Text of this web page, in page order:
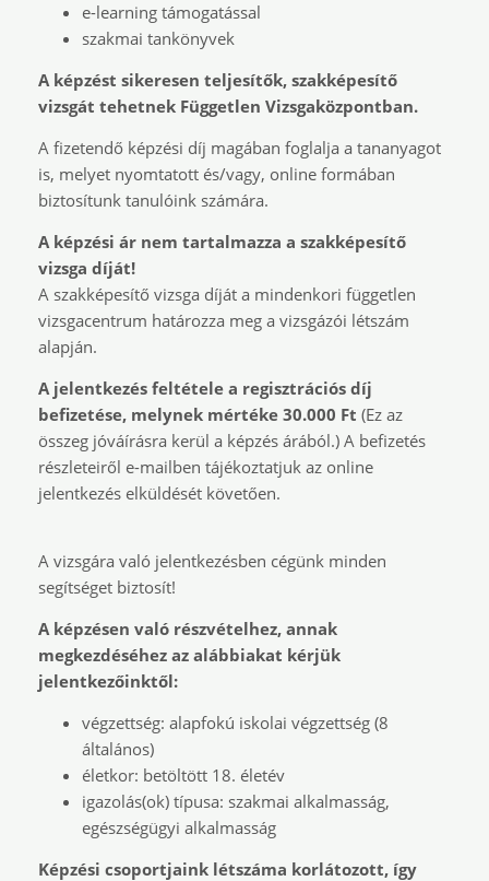
e-learning támogatással
szakmai tankönyvek
A képzést sikeresen teljesítők, szakképesítő
vizsgát tehetnek Független Vizsgaközpontban.
A fizetendő képzési díj magában foglalja a tananyagot
is, melyet nyomtatott és/vagy, online formában
biztosítunk tanulóink számára.
A képzési ár nem tartalmazza a szakképesítő
vizsga díját!
A szakképesítő vizsga díját a mindenkori független
vizsgacentrum határozza meg a vizsgázói létszám
alapján.
A jelentkezés feltétele a regisztrációs díj
befizetése, melynek mértéke 30.000 Ft (Ez az
összeg jóváírásra kerül a képzés árából.) A befizetés
részleteiről e-mailben tájékoztatjuk az online
jelentkezés elküldését követően.
A vizsgára való jelentkezésben cégünk minden
segítséget biztosít!
A képzésen való részvételhez, annak
megkezdéséhez az alábbiakat kérjük
jelentkezőinktől:
végzettség: alapfokú iskolai végzettség (8
általános)
életkor: betöltött 18. életév
igazolás(ok) típusa: szakmai alkalmasság,
egészségügyi alkalmasság
Képzési csoportjaink létszáma korlátozott, így